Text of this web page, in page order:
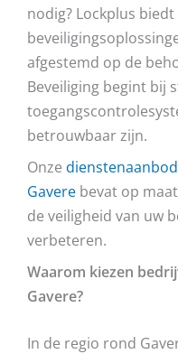
nodig? Lockplus
afgestemd op de
Beveiliging begint bij
betrouwbaar zijn.
Onze
Gavere bevat op
de veiligheid van uw
verbeteren.
Waarom kiezen
Gavere?
In de regio rond